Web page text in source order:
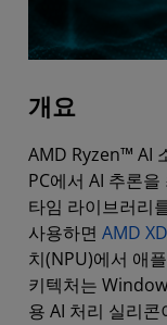
개요
AMD Ryzen™ AI
PC에서 AI 추론
타임 라이브러리
사용하면 AMD
치(NPU)에서 애
키텍처는
용 AI 처리 실리